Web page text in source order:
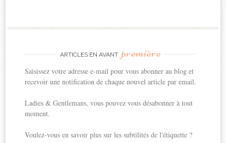
ARTICLES EN AVANT première
Saisissez votre adresse e-mail pour vous abonner au blog et
recevoir une notification de chaque nouvel article par email.
Ladies & Gentlemans, vous pouvez vous désabonner à tout
moment.
Voulez-vous en savoir plus sur les subtilités de l'étiquette ?